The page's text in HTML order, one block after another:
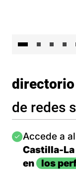
directorio
de redes
Imagen
Accede a
Castilla-La
en
los